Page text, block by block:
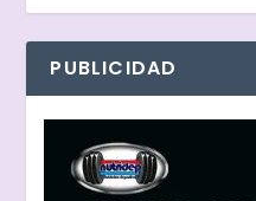
PUBLICIDAD